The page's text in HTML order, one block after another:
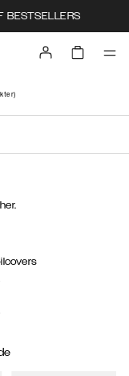
BESTSELLERS
)